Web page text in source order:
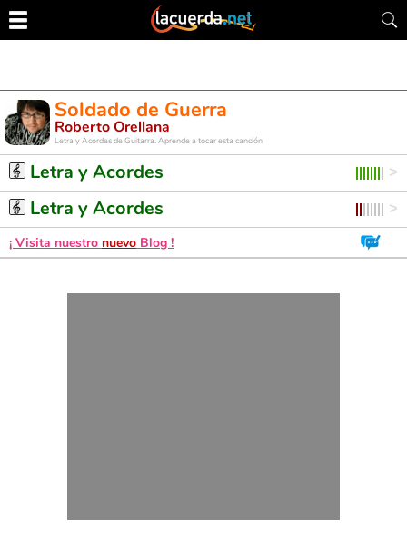
Soldado de Guerra
Roberto Orellana
Letra y Acordes de Guitarra. Aprende a tocar esta canción
Letra y Acordes
Letra y Acordes
¡ Visita nuestro nuevo Blog !